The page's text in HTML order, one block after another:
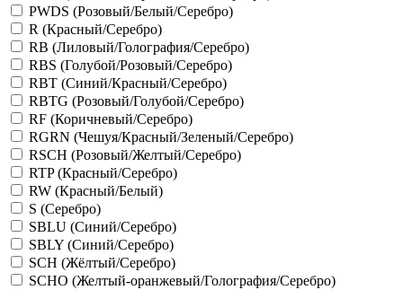
PWDS (Розовый/Белый/Серебро)
R (Красный/Серебро)
RB (Лиловый/Голография/Серебро)
RBS (Голубой/Розовый/Серебро)
RBT (Синий/Красный/Серебро)
RBTG (Розовый/Голубой/Серебро)
RF (Коричневый/Серебро)
RGRN (Чешуя/Красный/Зеленый/Серебро)
RSCH (Розовый/Желтый/Серебро)
RTP (Красный/Серебро)
RW (Красный/Белый)
S (Серебро)
SBLU (Синий/Серебро)
SBLY (Синий/Серебро)
SCH (Жёлтый/Серебро)
SCHO (Желтый-оранжевый/Голография/Серебро)